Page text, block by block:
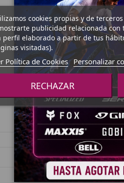
cookies propias y de
publicidad relacionada con
perfil elaborado a partir de tus
visitadas).
Política de Cookies Personalizar
RECHAZAR